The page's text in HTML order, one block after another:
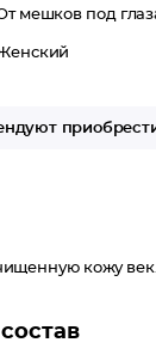
мешков под
кожу